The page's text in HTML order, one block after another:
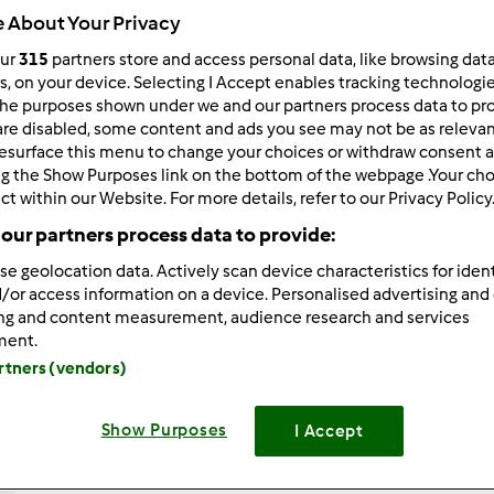
50min
porzione/porzioni
8 porzione/porzioni
--
About Your Privacy
315 partners store and access personal data, like browsing
on your device. Selecting I Accept enables tracking
purposes shown under we and our partners process data to
disabled, some content and ads you see may not be as
this menu to change your choices or withdraw consent
the Show Purposes link on the bottom of the webpage .Your
within our Website. For more details, refer to our Privacy Policy.
partners process data to provide:
geolocation data. Actively scan device characteristics for
or access information on a device. Personalised advertising
and content measurement, audience research and services
(vendors)
Show Purposes I Accept